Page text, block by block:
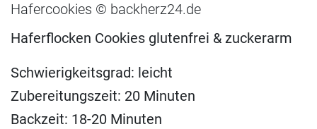
Hafercookies © backherz24.de
Haferflocken Cookies glutenfrei & zuckerarm
Schwierigkeitsgrad: leicht
Zubereitungszeit: 20 Minuten
Backzeit: 18-20 Minuten